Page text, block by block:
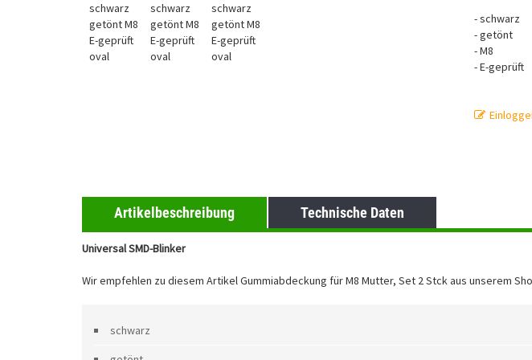
- schwarz
- getönt
- M8
- E-geprüft
Artikelbeschreibung Technische Daten
Universal SMD-Blinker
Wir empfehlen zu diesem Artikel Gummiabdeckung für M8 Mutter, Set 2 Stck aus unserem
schwarz